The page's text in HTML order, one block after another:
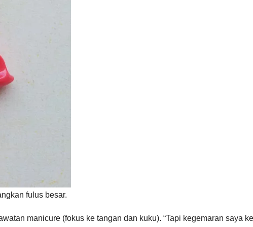
fulus besar.
manicure (fokus ke tangan dan kuku). “Tapi kegemaran saya ke